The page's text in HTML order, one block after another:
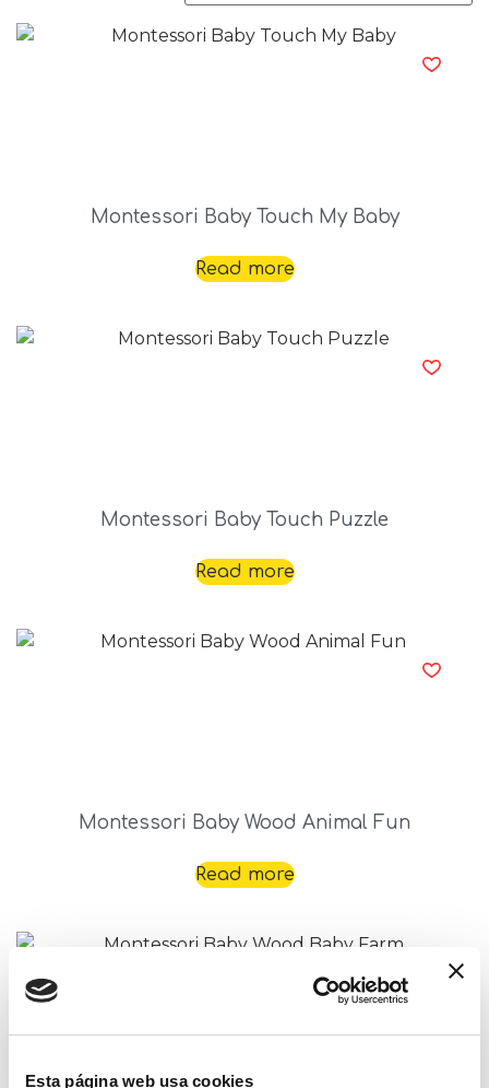
Esta página web usa cookies
Montessori Baby Touch My Baby
Read more
Montessori Baby Touch Puzzle
Read more
Montessori Baby Wood Animal Fun
Read more